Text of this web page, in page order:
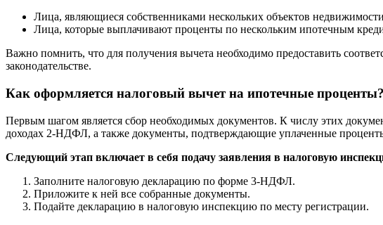
Лица, являющиеся собственниками нескольких объектов
Лица, которые выплачивают проценты по нескольким ипотечным
Важно помнить, что для получения вычета необходимо предоставить
законодательстве.
Как оформляется налоговый вычет на ипотечные проценты?
Первым шагом является сбор необходимых документов. К числу этих
доходах 2-НДФЛ, а также документы, подтверждающие уплаченные
Следующий этап включает в себя подачу заявления в налоговую
Заполните налоговую декларацию по форме 3-НДФЛ.
Приложите к ней все собранные документы.
Подайте декларацию в налоговую инспекцию по месту регистрации.